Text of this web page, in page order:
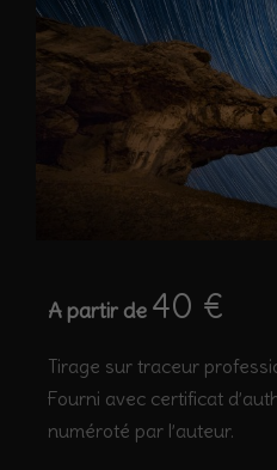
A partir de 40 €
Tirage sur traceur
Fourni avec certificat
numéroté par l’auteur.